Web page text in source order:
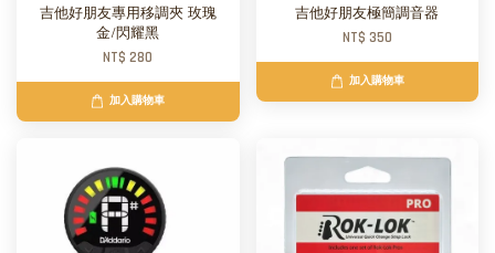
吉他好朋友專用移調夾 玫瑰
金/閃耀黑
NT$ 280
加入購物車
吉他好朋友極簡調音器
NT$ 350
加入購物車